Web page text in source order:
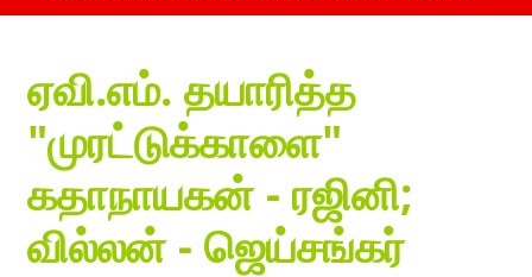
ஏவி.எம். தயாரித்த
"முரட்டுக்காளை"
கதாநாயகன் - ரஜினி;
வில்லன் - ஜெய்சங்கர்